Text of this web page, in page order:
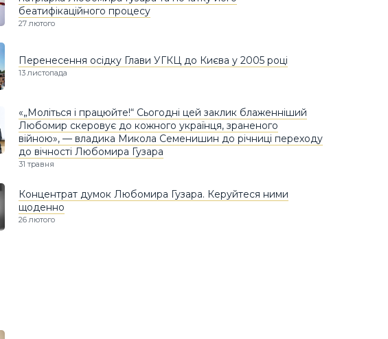
беатифікаційного процесу
27 лютого
Перенесення осідку Глави УГКЦ до Києва у 2005 році
13 листопада
«„Моліться і працюйте!“ Сьогодні цей заклик блаженніший
Любомир скеровує до кожного українця, зраненого
війною», — владика Микола Семенишин до річниці переходу
до вічності Любомира Гузара
31 травня
Концентрат думок Любомира Гузара. Керуйтеся ними
щоденно
26 лютого